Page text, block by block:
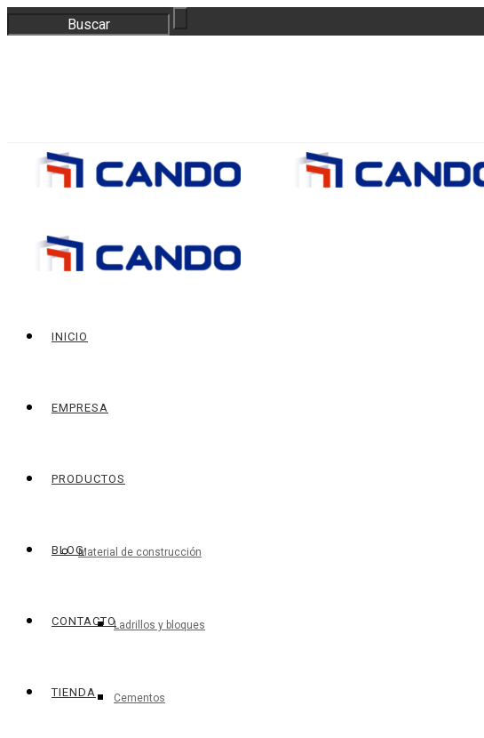
INICIO
EMPRESA
PRODUCTOS
Material de construcción
Ladrillos y bloques
Cementos
BLOG
CONTACTO
TIENDA